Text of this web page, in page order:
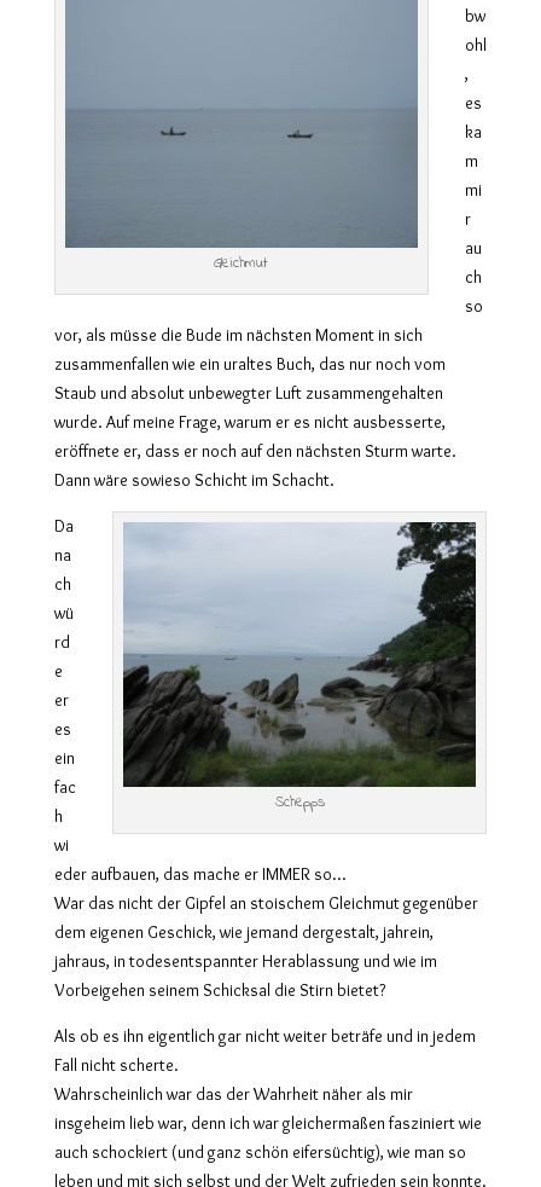
Gleichmut
bw
ohl
,
es
ka
m
mi
r
au
ch
so
vor, als müsse die Bude im nächsten Moment in sich
zusammenfallen wie ein uraltes Buch, das nur noch vom
Staub und absolut unbewegter Luft zusammengehalten
wurde. Auf meine Frage, warum er es nicht ausbesserte,
eröffnete er, dass er noch auf den nächsten Sturm warte.
Dann wäre sowieso Schicht im Schacht.
Schepps
Da
na
ch
wü
rd
e
er
es
ein
fac
h
wi
eder aufbauen, das mache er IMMER so…
War das nicht der Gipfel an stoischem Gleichmut gegenüber
dem eigenen Geschick, wie jemand dergestalt, jahrein,
jahraus, in todesentspannter Herablassung und wie im
Vorbeigehen seinem Schicksal die Stirn bietet?
Als ob es ihn eigentlich gar nicht weiter beträfe und in jedem
Fall nicht scherte.
Wahrscheinlich war das der Wahrheit näher als mir
insgeheim lieb war, denn ich war gleichermaßen fasziniert wie
auch schockiert (und ganz schön eifersüchtig), wie man so
leben und mit sich selbst und der Welt zufrieden sein konnte.